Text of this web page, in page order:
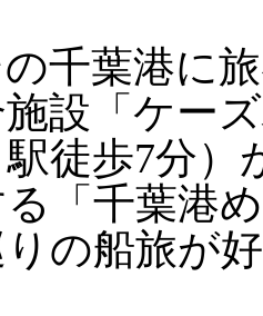
千葉港に
設「ケー
徒歩7分）
「千葉港
の船旅が